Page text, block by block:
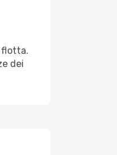
flotta.
dei